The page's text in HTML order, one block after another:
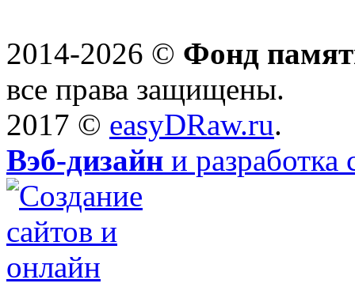
2014-2026 © Фонд
все права защищены.
2017 © easyDRaw.ru.
Вэб-дизайн и разработка